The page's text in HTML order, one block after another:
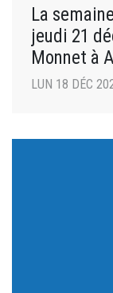
La
jeudi 21
Monnet à
LUN 18 DÉC